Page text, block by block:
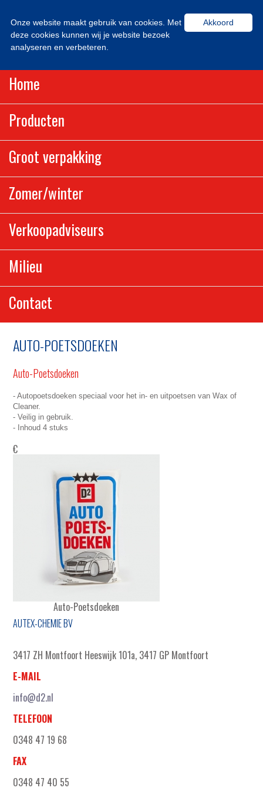
Home
Producten
Groot verpakking
Zomer/winter
Verkoopadviseurs
Milieu
Contact
AUTO-POETSDOEKEN
Auto-Poetsdoeken
- Autopoetsdoeken speciaal voor het in- en uitpoetsen van Wax of
Cleaner.
- Veilig in gebruik.
- Inhoud 4 stuks
€
Auto-Poetsdoeken
AUTEX-CHEMIE BV
3417 ZH Montfoort Heeswijk 101a, 3417 GP Montfoort
E-MAIL
info@d2.nl
TELEFOON
0348 47 19 68
FAX
0348 47 40 55
Akkoord
Onze website maakt gebruik van cookies. Met
deze cookies kunnen wij je website bezoek
analyseren en verbeteren.